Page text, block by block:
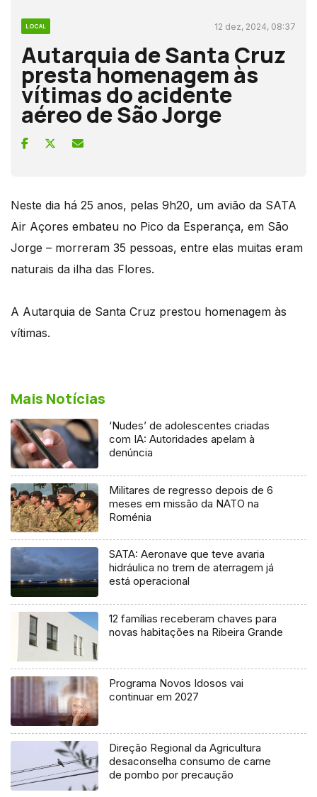
LOCAL 12 dez, 2024, 08:37
Autarquia de Santa Cruz
presta homenagem às
vítimas do acidente
aéreo de São Jorge
Neste dia há 25 anos, pelas 9h20, um avião da SATA
Air Açores embateu no Pico da Esperança, em São
Jorge – morreram 35 pessoas, entre elas muitas eram
naturais da ilha das Flores.
A Autarquia de Santa Cruz prestou homenagem às
vítimas.
Mais Notícias
‘Nudes’ de adolescentes criadas
com IA: Autoridades apelam à
denúncia
Militares de regresso depois de 6
meses em missão da NATO na
Roménia
SATA: Aeronave que teve avaria
hidráulica no trem de aterragem já
está operacional
12 famílias receberam chaves para
novas habitações na Ribeira Grande
Programa Novos Idosos vai
continuar em 2027
Direção Regional da Agricultura
desaconselha consumo de carne
de pombo por precaução